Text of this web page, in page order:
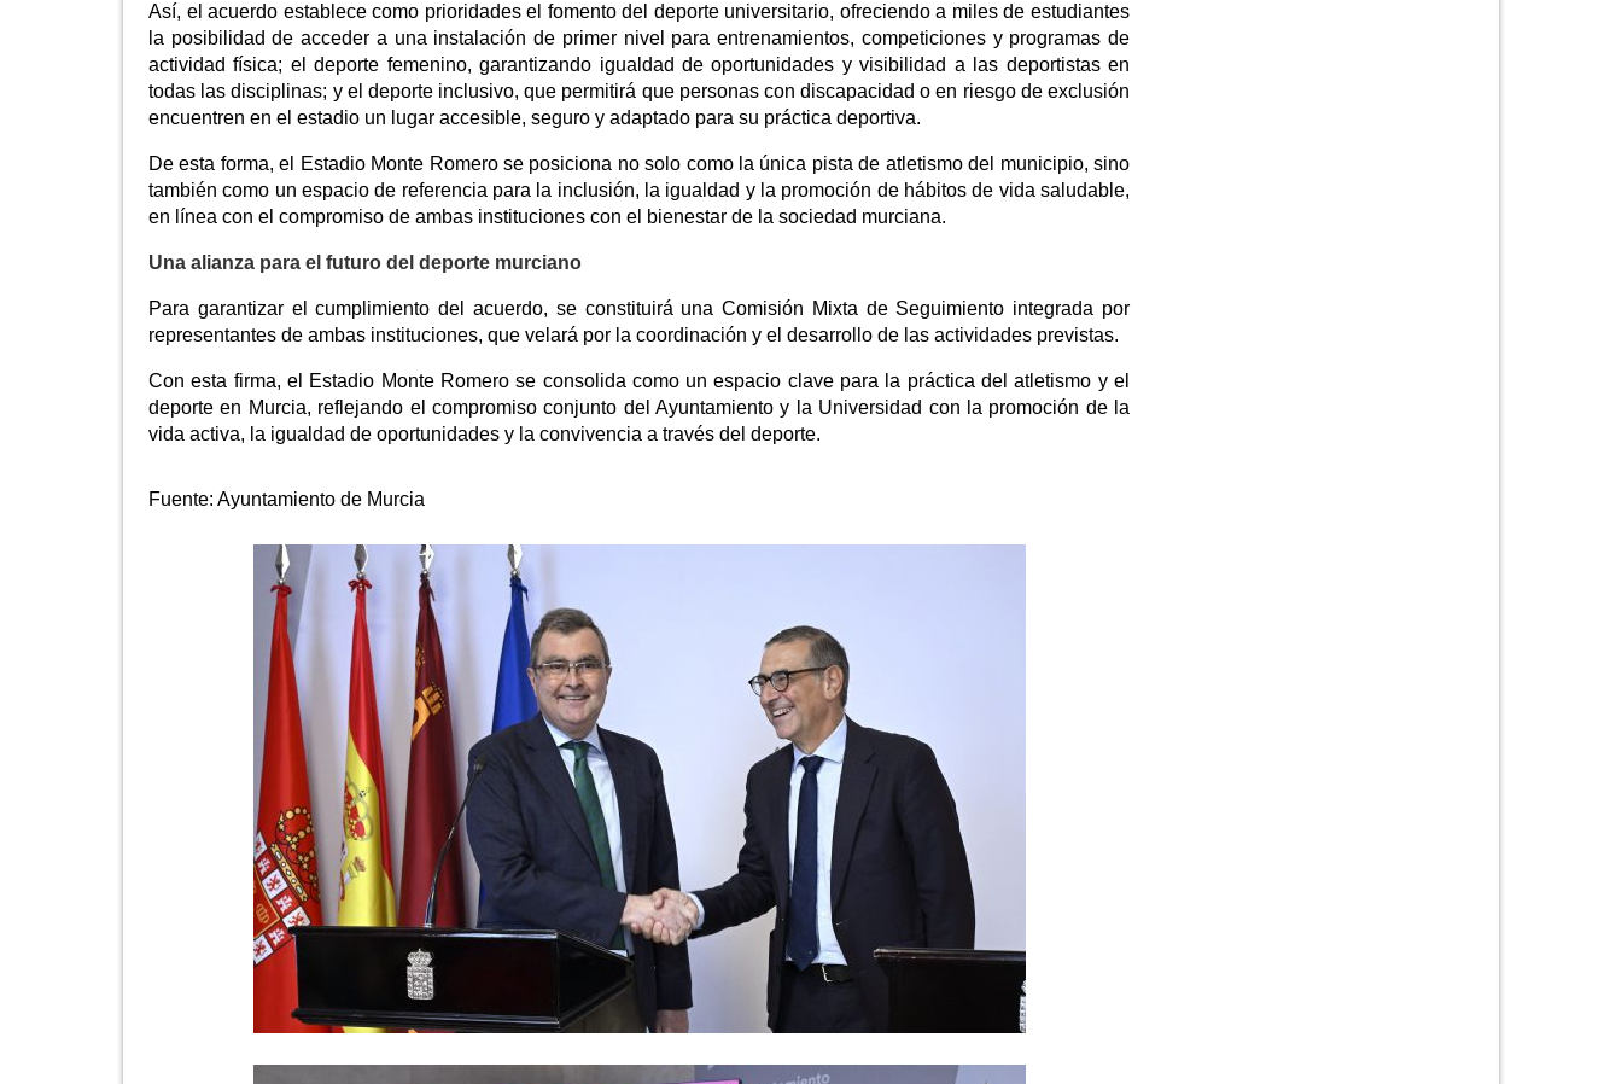
Así, el acuerdo establece como prioridades el fomento del deporte universitario, ofreciendo a miles de estudiantes
la posibilidad de acceder a una instalación de primer nivel para entrenamientos, competiciones y programas de
actividad física; el deporte femenino, garantizando igualdad de oportunidades y visibilidad a las deportistas en
todas las disciplinas; y el deporte inclusivo, que permitirá que personas con discapacidad o en riesgo de exclusión
encuentren en el estadio un lugar accesible, seguro y adaptado para su práctica deportiva.
De esta forma, el Estadio Monte Romero se posiciona no solo como la única pista de atletismo del municipio, sino
también como un espacio de referencia para la inclusión, la igualdad y la promoción de hábitos de vida saludable,
en línea con el compromiso de ambas instituciones con el bienestar de la sociedad murciana.
Una alianza para el futuro del deporte murciano
Para garantizar el cumplimiento del acuerdo, se constituirá una Comisión Mixta de Seguimiento integrada por
representantes de ambas instituciones, que velará por la coordinación y el desarrollo de las actividades previstas.
Con esta firma, el Estadio Monte Romero se consolida como un espacio clave para la práctica del atletismo y el
deporte en Murcia, reflejando el compromiso conjunto del Ayuntamiento y la Universidad con la promoción de la
vida activa, la igualdad de oportunidades y la convivencia a través del deporte.
Fuente: Ayuntamiento de Murcia